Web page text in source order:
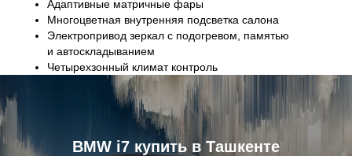
Адаптивные матричные фары
Многоцветная внутренняя подсветка салона
Электропривод зеркал с подогревом, памятью
и автоскладыванием
Четырехзонный климат контроль
BMW i7 купить в Ташкенте